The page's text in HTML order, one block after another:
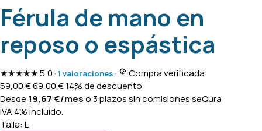
Férula de mano en
reposo o espástica
★★★★★5,0 · 1 valoraciones ·
Compra verificada
59,00€69,00€14% de descuento
Desde 19,67€/meso 3 plazos sin comisionesseQura
IVA 4% incluido.
Talla: L